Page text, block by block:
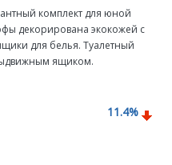
комплект для юной
декорирована экокожей с
для белья. Туалетный
ящиком.
11.4%